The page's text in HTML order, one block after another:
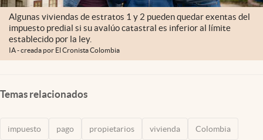
Algunas viviendas de estratos 1 y 2 pueden quedar exentas del
impuesto predial si su avalúo catastral es inferior al límite
establecido por la ley.
IA - creada por El Cronista Colombia
Temas relacionados
impuesto pago propietarios vivienda Colombia